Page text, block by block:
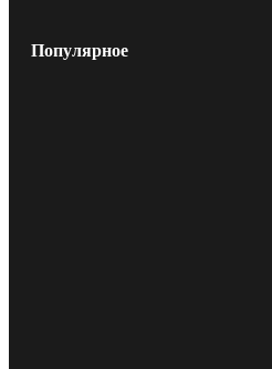
Популярное